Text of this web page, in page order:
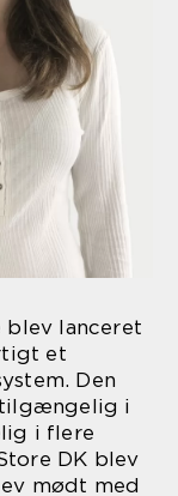
blev lanceret
et
Den
i
i flere
DK blev
mødt med